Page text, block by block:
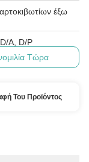
έξω
A, D/P
Τώρα
Του Προϊόντος